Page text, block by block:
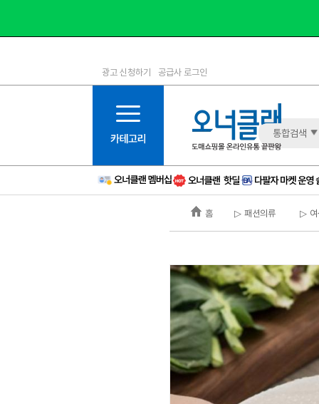
1등급
6등급
11등급
12등급
15등급
16등급
광고 신청하기 공급사 로그인
통합검색
홈 ▷ 패션의류 ▷ 여